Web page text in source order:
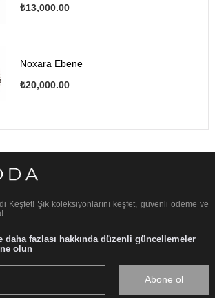
₺13,000.00
Noxara Ebene
₺20,000.00
Keşfet! Şık koleksiyonlarını keşfet, güvenli ödeme ve
daha fazlası hakkında düzenli güncellemeler
olun
Abone ol